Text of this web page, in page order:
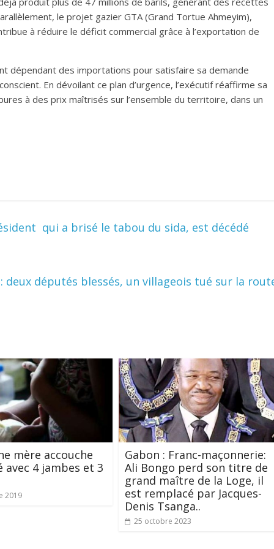
le projet gazier GTA (Grand Tortue Ahmeyim),
à réduire le déficit commercial grâce à l’exportation de
dépendant des importations pour satisfaire sa demande
En dévoilant ce plan d’urgence, l’exécutif réaffirme sa
à des prix maîtrisés sur l’ensemble du territoire, dans un
qui a brisé le tabou du sida, est décédé
deux députés blessés, un villageois tué sur la
mère accouche
avec 4 jambes et 3
2019
Gabon : Franc-maçonnerie:
Ali Bongo perd son titre de
grand maître de la Loge, il
est remplacé par Jacques-
Denis Tsanga..
25 octobre 2023